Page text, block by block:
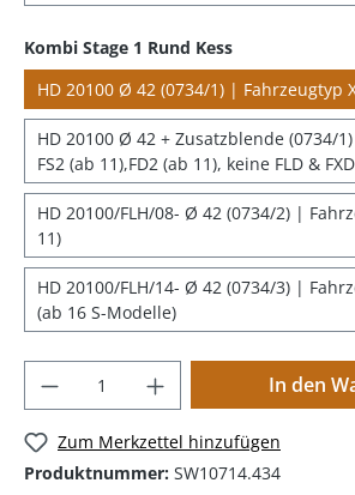
Kombi Stage 1 Rund Kess
HD 20100 Ø 42 (0734/1) | Fahrzeugtyp
HD 20100 Ø 42 + Zusatzblende (0734/
FS2 (ab 11),FD2 (ab 11), keine FLD &
HD 20100/FLH/08- Ø 42 (0734/2) |
11)
HD 20100/FLH/14- Ø 42 (0734/3) |
(ab 16 S-Modelle)
In den
Zum Merkzettel hinzufügen
Produktnummer: SW10714.434